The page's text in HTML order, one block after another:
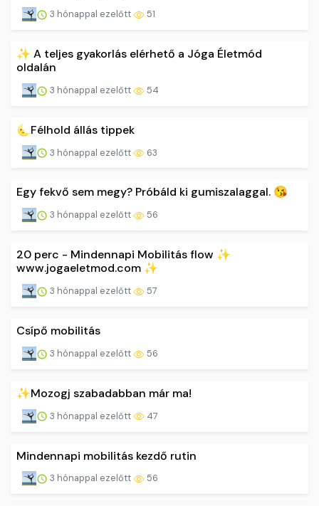
3 hónappal ezelőtt 51
✨ A teljes gyakorlás elérhető a Jóga Életmód
oldalán
3 hónappal ezelőtt 54
🌜Félhold állás tippek
3 hónappal ezelőtt 63
Egy fekvő sem megy? Próbáld ki gumiszalaggal. 😘
3 hónappal ezelőtt 56
20 perc - Mindennapi Mobilitás flow ✨
www.jogaeletmod.com ✨
3 hónappal ezelőtt 57
Csípő mobilitás
3 hónappal ezelőtt 56
✨Mozogj szabadabban már ma!
3 hónappal ezelőtt 47
Mindennapi mobilitás kezdő rutin
3 hónappal ezelőtt 56